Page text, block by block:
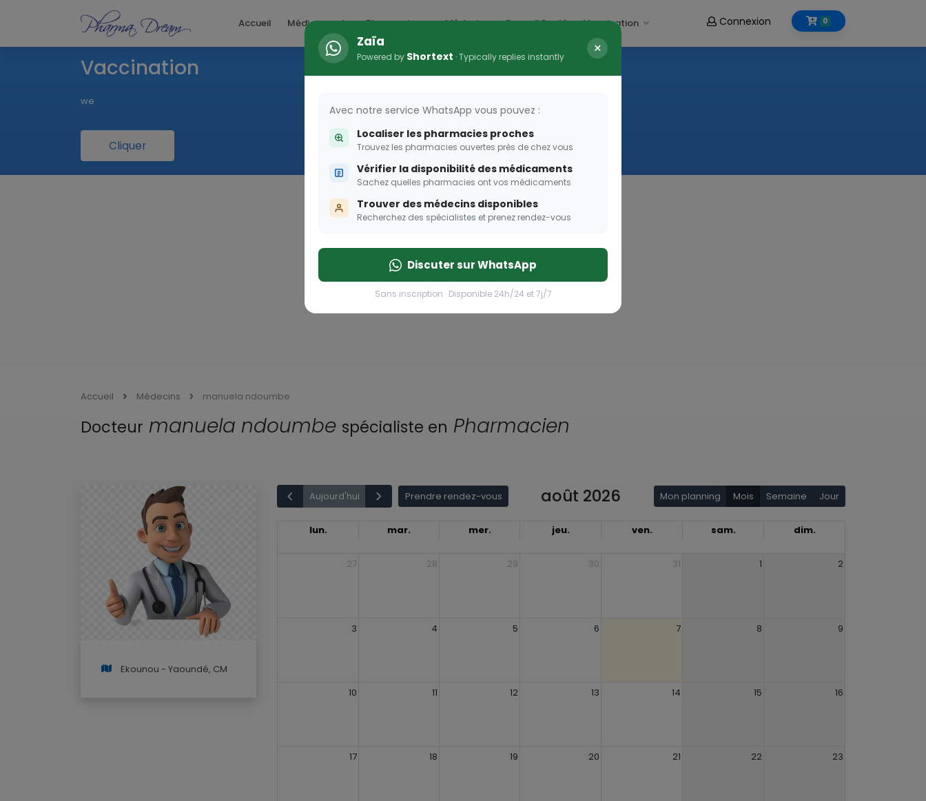
Accueil Médicaments Pharmacies Médecins Conseil Santé Vaccination 0
Connexion
Vaccination
we
Cliquer
Accueil Médecins manuela ndoumbe
Docteur manuela ndoumbe spécialiste en Pharmacien
Ekounou - Yaoundé, CM
Aujourd'hui Prendre rendez-vous août 2026 Mon planning Mois Semaine Jour
lun. mar. mer. jeu. ven. sam. dim.
27 28 29 30 31 1 2
3 4 5 6 7 8 9
10 11 12 13 14 15 16
17 18 19 20 21 22 23
Zaïa
Powered by Shortext · Typically replies instantly ×
Avec notre service WhatsApp vous pouvez :
Localiser les pharmacies proches
Trouvez les pharmacies ouvertes près de chez vous
Vérifier la disponibilité des médicaments
Sachez quelles pharmacies ont vos médicaments
Trouver des médecins disponibles
Recherchez des spécialistes et prenez rendez-vous
Discuter sur WhatsApp
Sans inscription · Disponible 24h/24 et 7j/7